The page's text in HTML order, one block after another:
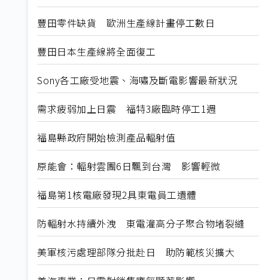
豐田零件缺貨 歐洲生產線計畫停工數日
豐田日本生產線將全面復工
Sony各工廠受地震、海嘯及斷電影響最新狀況
需求疲弱加上日震 福特3廠臨時停工1週
福島縣政府開始檢測產品輻射值
原能會：輻射雲團6日飄到台灣 影響輕微
福島第1核電廠發現2具東電員工遺體
防輻射水持續外洩 東電灌高分子聚合物堵裂縫
美軍核污處理部隊分批赴日 助防範核災擴大